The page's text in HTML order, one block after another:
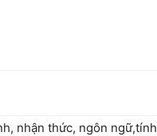
nhận thức, ngôn ngữ,tính